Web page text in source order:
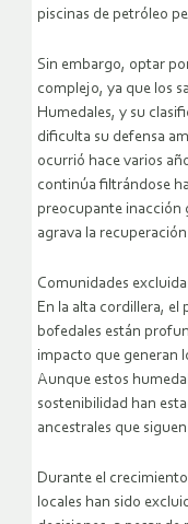
piscinas de petróleo
Sin embargo, optar
complejo, ya que los
Humedales, y su
dificulta su defensa
ocurrió hace varios
continúa filtrándose
preocupante inacción
agrava la
Comunidades
En la alta cordillera, el
bofedales están
impacto que generan
Aunque estos
sostenibilidad han
ancestrales que
Durante el
locales han sido